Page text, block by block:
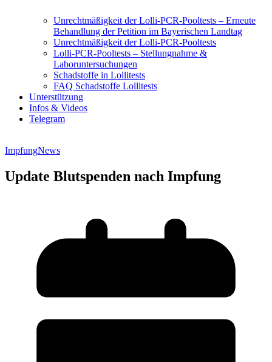
Unrechtmäßigkeit der Lolli-PCR-Pooltests – Erneute
Behandlung der Petition im Bayerischen Landtag
Unrechtmäßigkeit der Lolli-PCR-Pooltests
Lolli-PCR-Pooltests – Stellungnahme &
Laboruntersuchungen
Schadstoffe in Lollitests
FAQ Schadstoffe Lollitests
Unterstützung
Infos & Videos
Telegram
ImpfungNews
Update Blutspenden nach Impfung